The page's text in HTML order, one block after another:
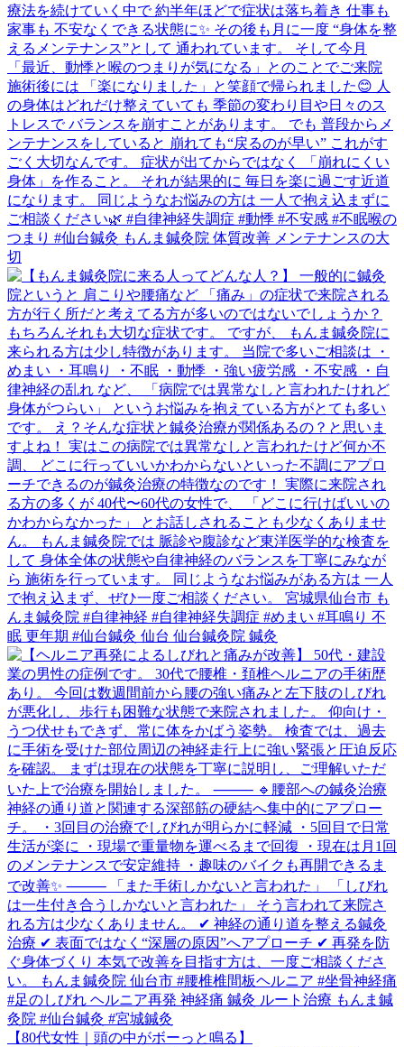
【80代女性｜頭の中がボーっと鳴る】